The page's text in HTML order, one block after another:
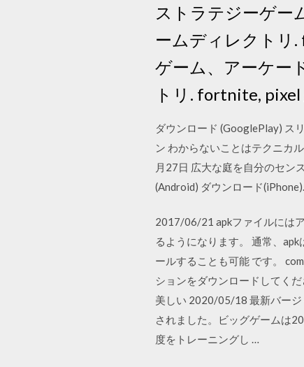
ストラテジーゲー
ームディレクトリ
ゲーム、アーケー
トリ. fortnite,
ダウンロード (GooglePlay) ス
ン わからないことはテクニカ
月27日 広大な庭を自分のセン
(Android) ダウンロード(iPhone).
2017/06/21 apkファイルには
るようになります。 通常、
ールすることも可能 です。
ションをダウンロードしてく
美しい 2020/05/18 最新バージ
されました。ビッグゲームは
度をトレーニングし …